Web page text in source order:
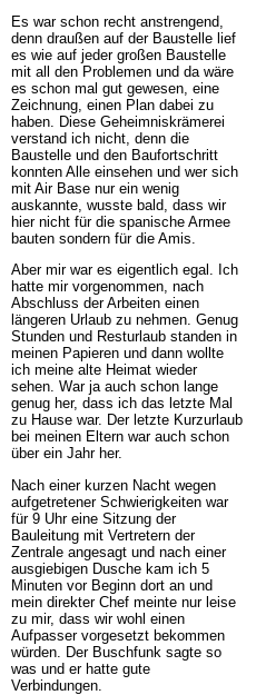
Es war schon recht anstrengend,
denn draußen auf der Baustelle lief
es wie auf jeder großen Baustelle
mit all den Problemen und da wäre
es schon mal gut gewesen, eine
Zeichnung, einen Plan dabei zu
haben. Diese Geheimniskrämerei
verstand ich nicht, denn die
Baustelle und den Baufortschritt
konnten Alle einsehen und wer sich
mit Air Base nur ein wenig
auskannte, wusste bald, dass wir
hier nicht für die spanische Armee
bauten sondern für die Amis.
Aber mir war es eigentlich egal. Ich
hatte mir vorgenommen, nach
Abschluss der Arbeiten einen
längeren Urlaub zu nehmen. Genug
Stunden und Resturlaub standen in
meinen Papieren und dann wollte
ich meine alte Heimat wieder
sehen. War ja auch schon lange
genug her, dass ich das letzte Mal
zu Hause war. Der letzte Kurzurlaub
bei meinen Eltern war auch schon
über ein Jahr her.
Nach einer kurzen Nacht wegen
aufgetretener Schwierigkeiten war
für 9 Uhr eine Sitzung der
Bauleitung mit Vertretern der
Zentrale angesagt und nach einer
ausgiebigen Dusche kam ich 5
Minuten vor Beginn dort an und
mein direkter Chef meinte nur leise
zu mir, dass wir wohl einen
Aufpasser vorgesetzt bekommen
würden. Der Buschfunk sagte so
was und er hatte gute
Verbindungen.